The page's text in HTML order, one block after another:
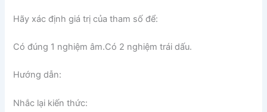
Hãy xác định giá trị của tham số để:
Có đúng 1 nghiệm âm.Có 2 nghiệm trái dấu.
Hướng dẫn:
Nhắc lại kiến thức: